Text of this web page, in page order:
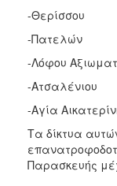
ΤΟΠΟΣ
ΠΟΛΙΤΙΣΜΟΣ
ΑΝΘΕΚΤΙΚΗ
ΠΟΛΗ
-Θερίσσου
-Πατελών
-Λόφου
-Ατσαλένιου
-Αγία
Τα δίκτυα
Παρασκευής